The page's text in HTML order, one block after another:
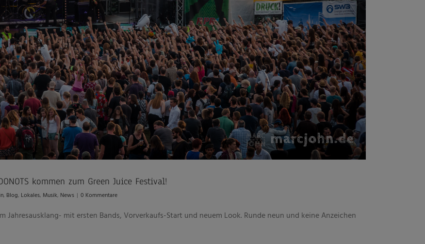
kommen zum Green Juice Festival!
, Blog, Lokales, Musik, News | 0 Kommentare
Jahresausklang- mit ersten Bands, Vorverkaufs-Start und neuem Look. Runde neun und keine Anzeichen